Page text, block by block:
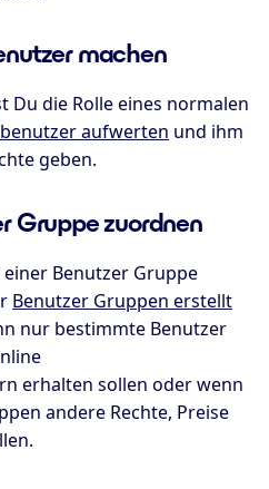
machen
Du die Rolle eines normalen
aufwerten und ihm
geben.
Gruppe zuordnen
Benutzer Gruppe
Benutzer Gruppen erstellt
nur bestimmte Benutzer
erhalten sollen oder wenn
andere Rechte, Preise